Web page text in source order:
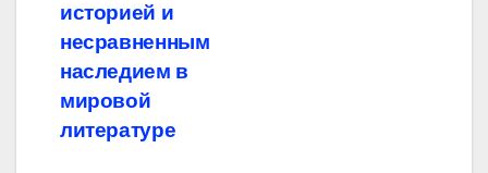
историей и
несравненным
наследием в
мировой
литературе